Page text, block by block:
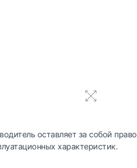
оставляет за собой право
характеристик.